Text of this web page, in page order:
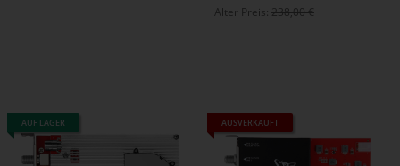
Alter Preis: 238,00 €
AUF LAGER AUSVERKAUFT